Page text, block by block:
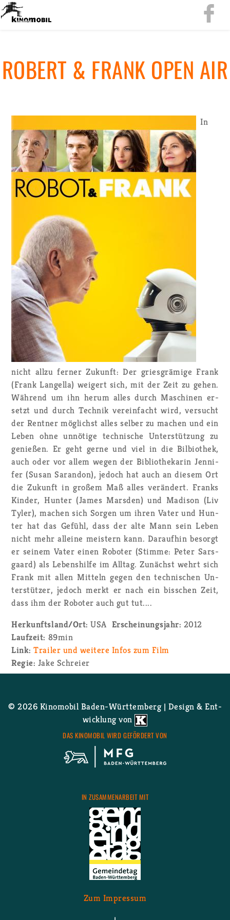
RO­BERT & FRANK OPEN AIR
In
nicht allzu fer­ner Zu­kunft: Der gries­grä­mi­ge Frank
(Frank Lan­gel­la) wei­gert sich, mit der Zeit zu gehen.
Wäh­rend um ihn herum alles durch Ma­schi­nen er­
setzt und durch Tech­nik ver­ein­facht wird, ver­sucht
der Rent­ner mög­lichst alles sel­ber zu ma­chen und ein
Leben ohne un­nö­ti­ge tech­ni­sche Un­ter­stüt­zung zu
ge­nie­ßen. Er geht gerne und viel in die Bil­bio­thek,
auch oder vor allem wegen der Bi­blio­the­ka­rin Jen­ni­
fer (Susan Sa­ran­don), je­doch hat auch an die­sem Ort
die Zu­kunft in gro­ßem Maß alles ver­än­dert. Franks
Kin­der, Hun­ter (James Mars­den) und Ma­di­son (Liv
Tyler), ma­chen sich Sor­gen um ihren Vater und Hun­
ter hat das Ge­fühl, dass der alte Mann sein Leben
nicht mehr al­lei­ne meis­tern kann. Dar­auf­hin be­sorgt
er sei­nem Vater einen Ro­bo­ter (Stim­me: Peter Sars­
gaard) als Le­bens­hil­fe im All­tag. Zu­nächst wehrt sich
Frank mit allen Mit­teln gegen den tech­ni­schen Un­
ter­stüt­zer, je­doch merkt er nach ein biss­chen Zeit,
dass ihm der Ro­bo­ter auch gut tut....
Her­kunfts­land/Ort:USA Er­schei­nungs­jahr: 2012
Lauf­zeit: 89min
Link:Trai­ler und wei­te­re Infos zum Film
Regie: Jake Schrei­er
© 2026 Ki­no­mo­bil Ba­den-Würt­tem­berg | De­sign & Ent­
wick­lung von
DAS KI­NO­MO­BIL WIRD GE­FÖR­DERT VON
IN ZU­SAM­MEN­AR­BEIT MIT
Zum Im­pres­sum